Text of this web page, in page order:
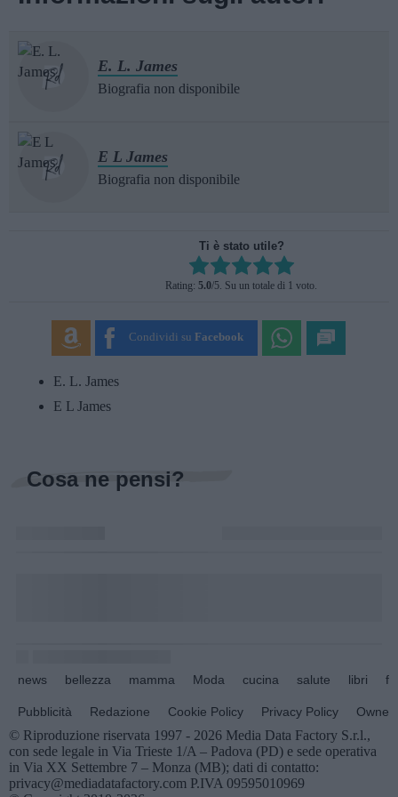
E. L. James
Biografia non disponibile
E L James
Biografia non disponibile
Ti è stato utile?
Rate this item:
SUBMIT RATING
Rating: 5.0/5. Su un totale di 1 voto.
Condividi su Facebook
E. L. James
E L James
Cosa ne pensi?
news bellezza mamma Moda cucina salute libri
Pubblicità Redazione Cookie Policy Privacy Policy
© Riproduzione riservata 1997 - 2026 Media Data Factory S.r.l.,
con sede legale in Via Trieste 1/A – Padova (PD) e sede operativa
in Via XX Settembre 7 – Monza (MB); dati di contatto:
privacy@mediadatafactory.com P.IVA 09595010969